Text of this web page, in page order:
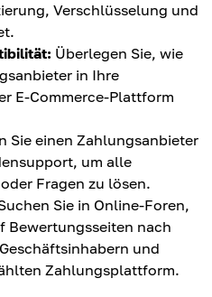
Verschlüsselung und
Überlegen Sie, wie
in Ihre
E-Commerce-Plattform
Sie einen Zahlungsanbieter
um alle
Fragen zu lösen.
Sie in Online-Foren,
Bewertungsseiten nach
und
Zahlungsplattform.